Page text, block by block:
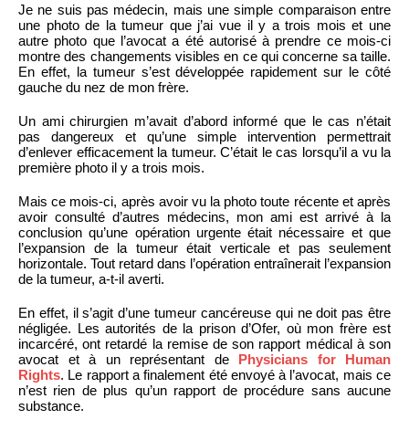
Je ne suis pas médecin, mais une simple comparaison entre
une photo de la tumeur que j’ai vue il y a trois mois et une
autre photo que l’avocat a été autorisé à prendre ce mois-ci
montre des changements visibles en ce qui concerne sa taille.
En effet, la tumeur s’est développée rapidement sur le côté
gauche du nez de mon frère.
Un ami chirurgien m’avait d’abord informé que le cas n’était
pas dangereux et qu’une simple intervention permettrait
d’enlever efficacement la tumeur. C’était le cas lorsqu’il a vu la
première photo il y a trois mois.
Mais ce mois-ci, après avoir vu la photo toute récente et après
avoir consulté d’autres médecins, mon ami est arrivé à la
conclusion qu’une opération urgente était nécessaire et que
l’expansion de la tumeur était verticale et pas seulement
horizontale. Tout retard dans l’opération entraînerait l’expansion
de la tumeur, a-t-il averti.
En effet, il s’agit d’une tumeur cancéreuse qui ne doit pas être
négligée. Les autorités de la prison d’Ofer, où mon frère est
incarcéré, ont retardé la remise de son rapport médical à son
avocat et à un représentant de Physicians for Human
Rights. Le rapport a finalement été envoyé à l’avocat, mais ce
n’est rien de plus qu’un rapport de procédure sans aucune
substance.